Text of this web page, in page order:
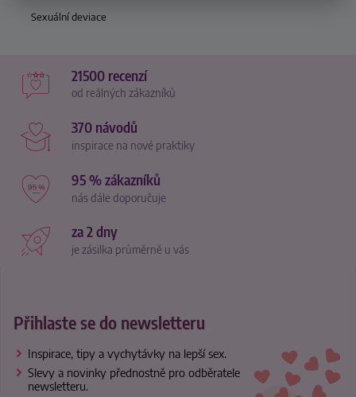
Sexuální deviace
21500 recenzí
od reálných zákazníků
370 návodů
inspirace na nové praktiky
95 % zákazníků
nás dále doporučuje
za 2 dny
je zásilka průměrně u vás
Přihlaste se do newsletteru
Inspirace, tipy a vychytávky na lepší sex.
Slevy a novinky přednostně pro odběratele
newsletteru.